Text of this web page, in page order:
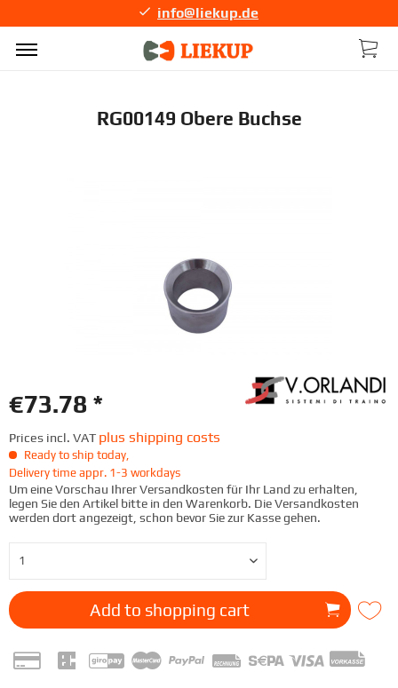
info@liekup.de
RG00149 Obere Buchse
€73.78 *
Prices incl. VAT plus shipping costs
Ready to ship today,
Delivery time appr. 1-3 workdays
Um eine Vorschau Ihrer Versandkosten für Ihr Land zu erhalten,
legen Sie den Artikel bitte in den Warenkorb. Die Versandkosten
werden dort angezeigt, schon bevor Sie zur Kasse gehen.
Add to shopping cart